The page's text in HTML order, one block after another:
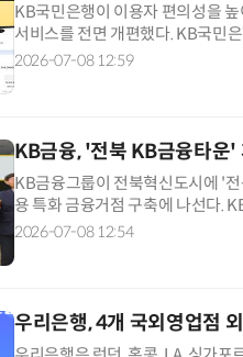
KB국민은행이 이용자 편의성을
서비스를 전면 개편했다. KB국민
사용자환경·사용자경험(UI·UX)
2026-07-08 12:59
KB금융, '전북 KB금융타운
KB금융그룹이 전북혁신도시에 '
용 특화 금융거점 구축에 나선다.
국토교통부 장관, 이원택 전북특
2026-07-08 12:54
우리은행, 4개 국외영업점